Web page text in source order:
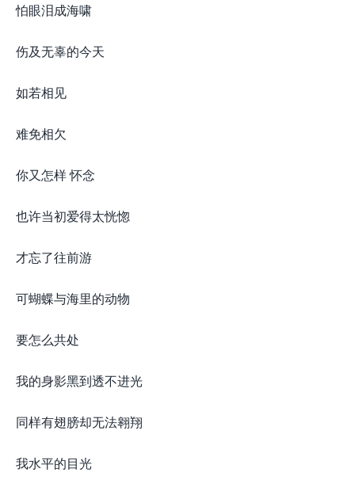
怕眼泪成海啸
伤及无辜的今天
如若相见
难免相欠
你又怎样 怀念
也许当初爱得太恍惚
才忘了往前游
可蝴蝶与海里的动物
要怎么共处
我的身影黑到透不进光
同样有翅膀却无法翱翔
我水平的目光